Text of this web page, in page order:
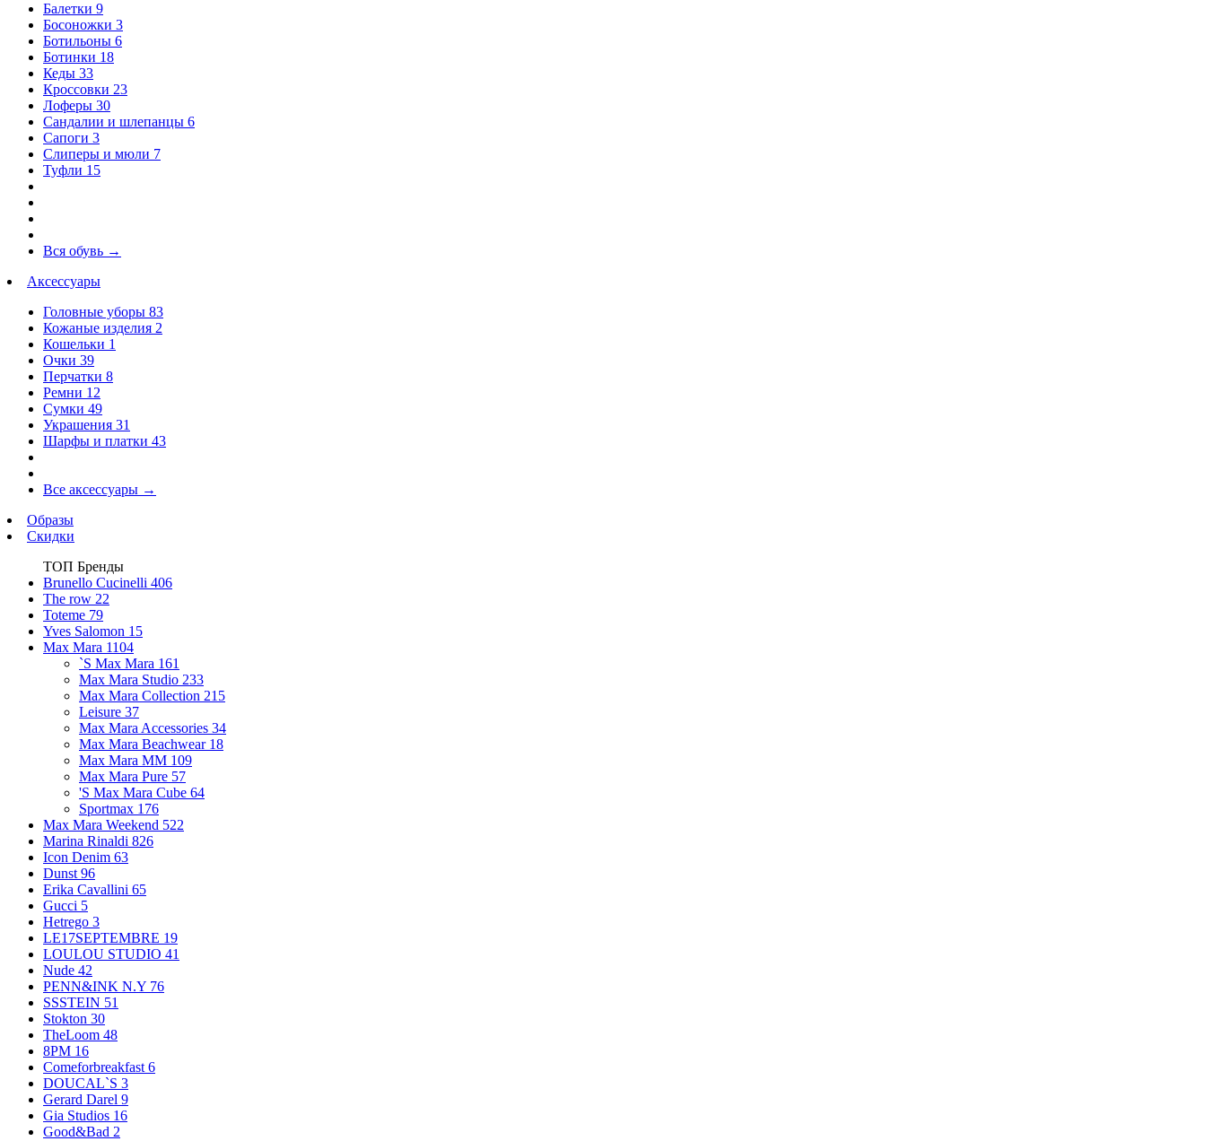
Балетки 9
Босоножки 3
Ботильоны 6
Ботинки 18
Кеды 33
Кроссовки 23
Лоферы 30
Сандалии и шлепанцы 6
Сапоги 3
Слиперы и мюли 7
Туфли 15
Вся обувь →
Аксессуары
Головные уборы 83
Кожаные изделия 2
Кошельки 1
Очки 39
Перчатки 8
Ремни 12
Сумки 49
Украшения 31
Шарфы и платки 43
Все аксессуары →
Образы
Скидки
ТОП Бренды
Brunello Cucinelli 406
The row 22
Toteme 79
Yves Salomon 15
Max Mara 1104
`S Max Mara 161
Max Mara Studio 233
Max Mara Collection 215
Leisure 37
Max Mara Accessories 34
Max Mara Beachwear 18
Max Mara MM 109
Max Mara Pure 57
'S Max Mara Cube 64
Sportmax 176
Max Mara Weekend 522
Marina Rinaldi 826
Icon Denim 63
Dunst 96
Erika Cavallini 65
Gucci 5
Hetrego 3
LE17SEPTEMBRE 19
LOULOU STUDIO 41
Nude 42
PENN&INK N.Y 76
SSSTEIN 51
Stokton 30
TheLoom 48
8PM 16
Comeforbreakfast 6
DOUCAL`S 3
Gerard Darel 9
Gia Studios 16
Good&Bad 2